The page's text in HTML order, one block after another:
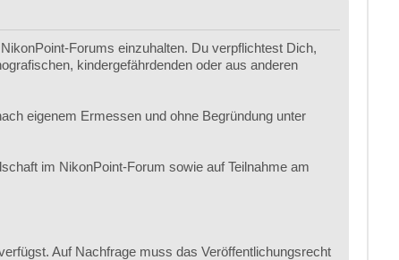
Forums einzuhalten. Du verpflichtest Dich,
kindergefährdenden oder aus anderen
eigenem Ermessen und ohne Begründung unter
im NikonPoint-Forum sowie auf Teilnahme am
Auf Nachfrage muss das Veröffentlichungsrecht